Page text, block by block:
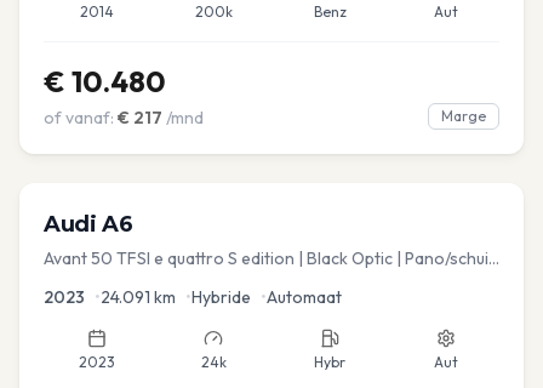
2014 200k Benz Aut
€ 10.480
of vanaf: € 217 /mnd Marge
Audi A6
Avant 50 TFSI e quattro S edition | Black Optic | Pano/schuif
2023 •24.091 km •Hybride •Automaat
2023 24k Hybr Aut